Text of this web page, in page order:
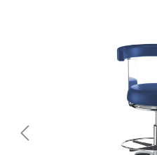
Bildergalerie überspringen